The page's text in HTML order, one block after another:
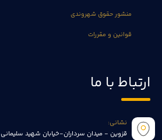
منشور حقوق شهروندی
قوانین و مقررات
ارتباط با ما
نشانی:
قزوین - میدان سرداران-خیابان شهید سلیمانی